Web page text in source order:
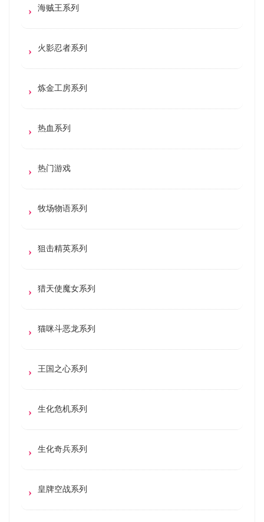
海贼王系列
火影忍者系列
炼金工房系列
热血系列
热门游戏
牧场物语系列
狙击精英系列
猎天使魔女系列
猫咪斗恶龙系列
王国之心系列
生化危机系列
生化奇兵系列
皇牌空战系列